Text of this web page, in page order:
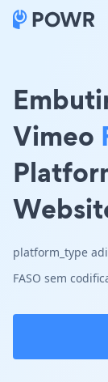
Vimeo
platform_type
FASO sem